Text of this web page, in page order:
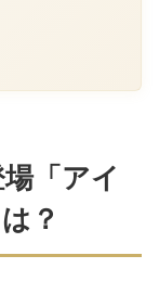
「アイ
？